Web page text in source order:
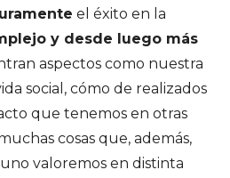
el éxito en la
y desde luego más
aspectos como nuestra
social, cómo de realizados
que tenemos en otras
cosas que, además,
valoremos en distinta